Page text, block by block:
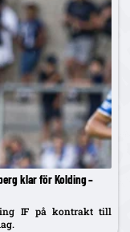
klar för Kolding –
IF på kontrakt till